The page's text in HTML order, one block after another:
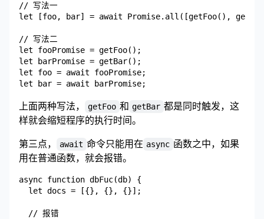
// 写法一
let [foo, bar] = await Promise.all([getFoo(),
// 写法二
let fooPromise = getFoo();
let barPromise = getBar();
let foo = await fooPromise;
上面两种写法， getFoo 和 getBar 都是同时触发，这
样就会缩短程序的执行时间。
第三点，
await 命令只能用在 async 函数之中，如果
用在普通函数，就会报错。
async function dbFuc(db) {
  let docs = [{}, {}, {}];
  // 报错